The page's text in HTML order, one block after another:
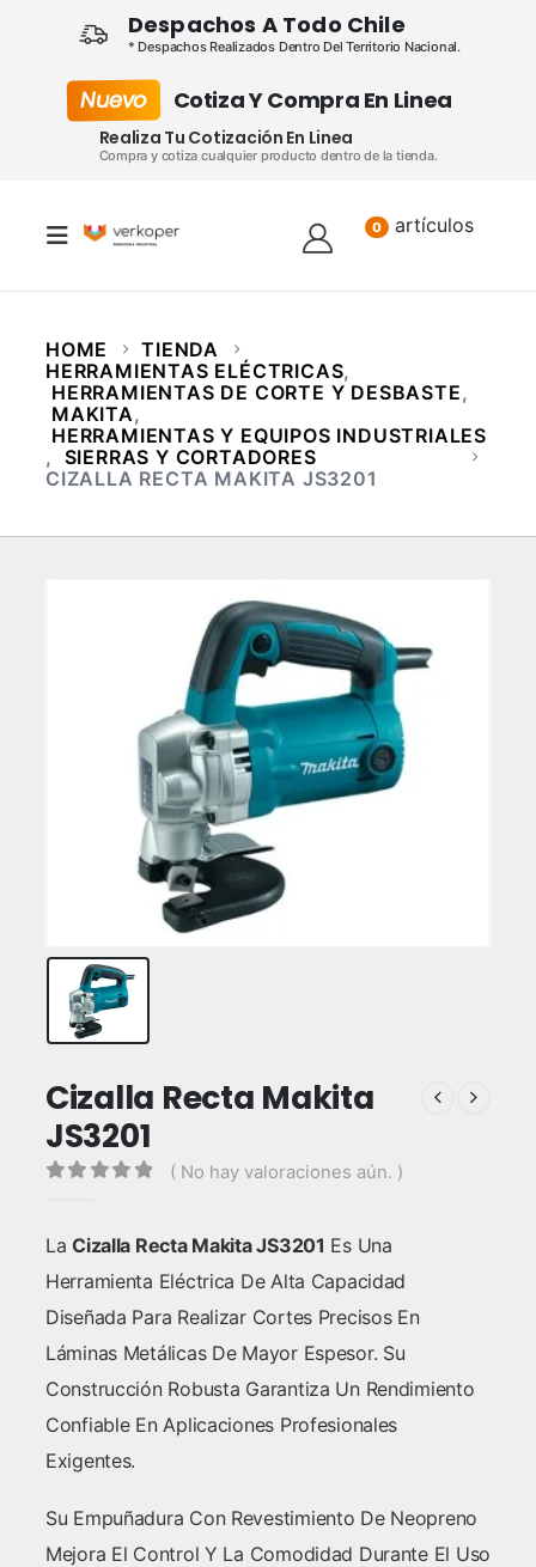
Despachos A Todo Chile
* Despachos Realizados Dentro Del Territorio Nacional.
Nuevo Cotiza Y Compra En Linea
Realiza Tu Cotización En Linea
Compra y cotiza cualquier producto dentro de la tienda.
0 artículos
HOME
TIENDA
HERRAMIENTAS ELÉCTRICAS,
HERRAMIENTAS DE CORTE Y DESBASTE,
MAKITA,
HERRAMIENTAS Y EQUIPOS INDUSTRIALES
, SIERRAS Y CORTADORES
CIZALLA RECTA MAKITA JS3201
Cizalla Recta Makita
JS3201
( No hay valoraciones aún. )
LaCizalla Recta Makita JS3201 Es Una
Herramienta Eléctrica De Alta Capacidad
Diseñada Para Realizar Cortes Precisos En
Láminas Metálicas De Mayor Espesor. Su
Construcción Robusta Garantiza Un Rendimiento
Confiable En Aplicaciones Profesionales
Exigentes.
Su Empuñadura Con Revestimiento De Neopreno
Mejora El Control Y La Comodidad Durante El Uso